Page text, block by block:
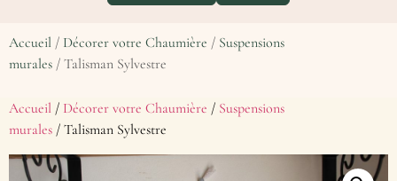
Accueil / Décorer votre Chaumière / Suspensions
murales / Talisman Sylvestre
Accueil / Décorer votre Chaumière / Suspensions
murales / Talisman Sylvestre